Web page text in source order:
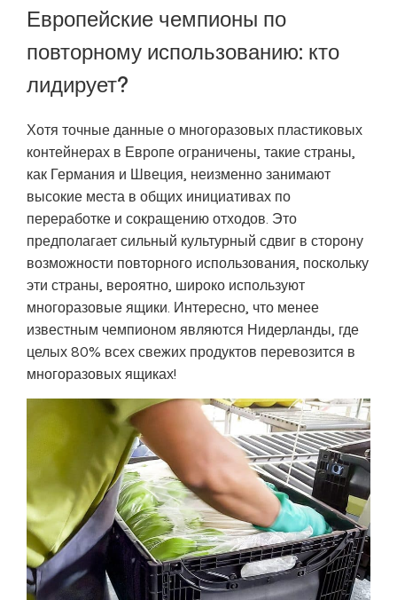
Европейские чемпионы по
повторному использованию: кто
лидирует?
Хотя точные данные о многоразовых пластиковых
контейнерах в Европе ограничены, такие страны,
как Германия и Швеция, неизменно занимают
высокие места в общих инициативах по
переработке и сокращению отходов. Это
предполагает сильный культурный сдвиг в сторону
возможности повторного использования, поскольку
эти страны, вероятно, широко используют
многоразовые ящики. Интересно, что менее
известным чемпионом являются Нидерланды, где
целых 80% всех свежих продуктов перевозится в
многоразовых ящиках!